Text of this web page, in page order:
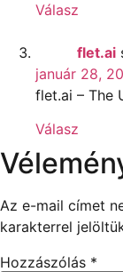
Válasz
flet.ai
január 28,
flet.ai – The
Válasz
Az e-mail címet
karakterrel
Hozzászólás *